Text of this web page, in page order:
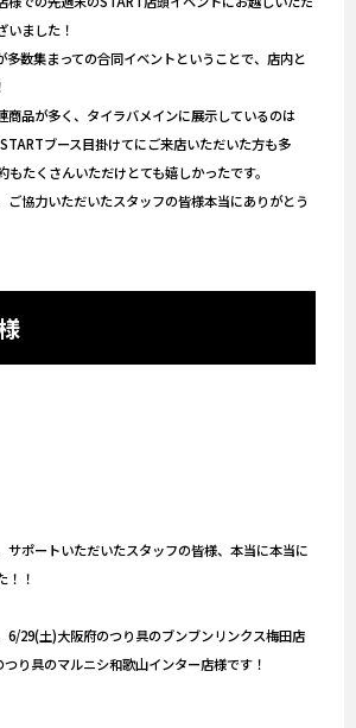
いました！
多数集まっての合同イベントということで、店内と
商品が多く、タイラバメインに展示しているのは
ブース目掛けてにご来店いただいた方も多
もたくさんいただけとても嬉しかったです。
ご協力いただいたスタッフの皆様本当にありがとう
サポートいただいたスタッフの皆様、本当に本当に
！！
6/29(土)大阪府のつり具のブンブンリンクス梅田店
り具のマルニシ和歌山インター店様です！